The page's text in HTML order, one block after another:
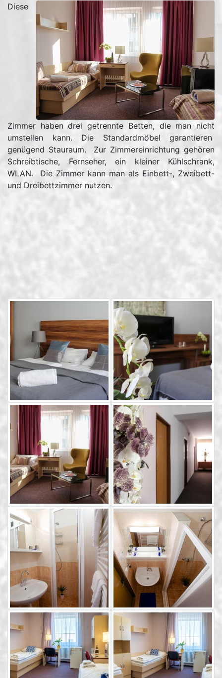
Diese
Zimmer haben drei getrennte Betten, die man nicht
umstellen kann. Die Standardmöbel garantieren
genügend Stauraum. Zur Zimmereinrichtung gehören
Schreibtische, Fernseher, ein kleiner Kühlschrank,
WLAN. Die Zimmer kann man als Einbett-, Zweibett-
und Dreibettzimmer nutzen.